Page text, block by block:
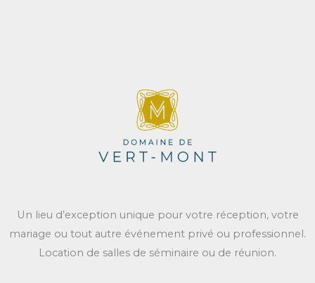
Un lieu d’exception unique pour votre réception, votre
mariage ou tout autre événement privé ou professionnel.
Location de salles de séminaire ou de réunion.